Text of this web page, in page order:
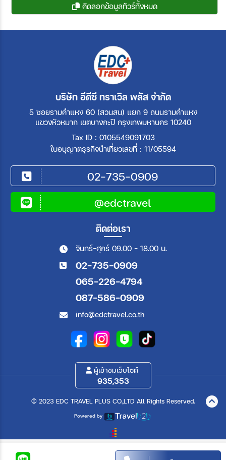
คัดลอกข้อมูลทัวร์ทั้งหมด
บริษัท อีดีซี ทราเวิล พลัส จำกัด
5 ซอยรามคำแหง 60 (สวนสน) แยก 9 ถนนรามคำแหง
แขวงหัวหมาก เขตบางกะปิ กรุงเทพมหานคร 10240
Tax ID : 0105549091703
ใบอนุญาตธุรกิจนำเที่ยวเลขที่ : 11/05594
02-735-0909
@edctravel
ติดต่อเรา
จันทร์-ศุกร์ 09.00 - 18.00 น.
02-735-0909
065-226-4794
087-586-0909
info@edctravel.co.th
ผู้เข้าชมเว็บไซต์
935,353
© 2023 EDC TRAVEL PLUS CO.,LTD All Rights Reserved.
Powered by